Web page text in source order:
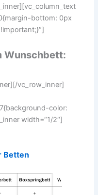
bottom: 0px
Wunschbett:
vc_row_inner]
color:
width=“1/2″]
Betten